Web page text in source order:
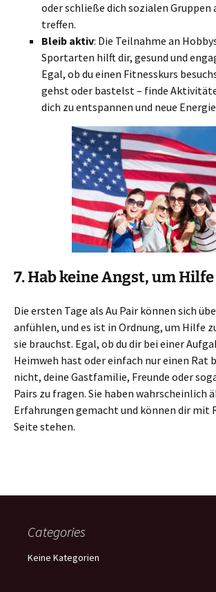
oder schließe dich sozialen Gruppen
treffen.
Bleib aktiv: Die Teilnahme an
Sportarten hilft dir, gesund und
Egal, ob du einen Fitnesskurs
gehst oder bastelst – finde
dich zu entspannen und neue
7.Hab keine Angst, um
Die ersten Tage als Au Pair können sich
anfühlen, und es ist in Ordnung, um Hilfe
sie brauchst. Egal, ob du dir bei einer
Heimweh hast oder einfach nur einen Rat
nicht, deine Gastfamilie, Freunde oder
Pairs zu fragen. Sie haben wahrscheinlich
Erfahrungen gemacht und können dir mit
Seite stehen.
Categories
Keine Kategorien